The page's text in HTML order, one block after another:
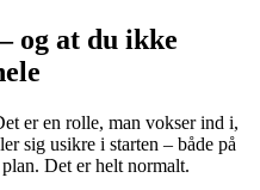
og at du ikke
er en rolle, man vokser ind i,
sig usikre i starten – både på
Det er helt normalt.